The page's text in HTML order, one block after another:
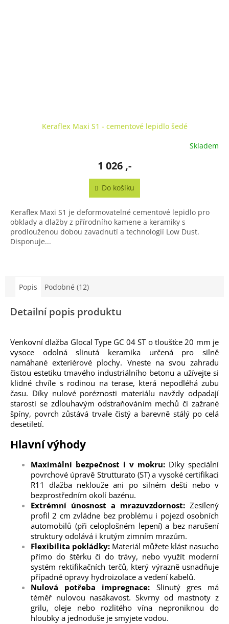
Keraflex Maxi S1 - cementové lepidlo šedé
Skladem
1 026 ,-
Do košíku
Keraflex Maxi S1 je deformovatelné cementové lepidlo pro
obklady a dlažby z přírodního kamene a keramiky s
prodlouženou dobou zavadnutí a technologií Low Dust.
Disponuje...
Popis Podobné (12)
Detailní popis produktu
Venkovní dlažba Glocal Type GC 04 ST o tloušťce 20 mm je
vysoce odolná slinutá keramika určená pro silně
namáhané exteriérové plochy. Vneste na svou zahradu
čistou estetiku tmavého industriálního betonu a užívejte si
klidné chvíle s rodinou na terase, která nepodléhá zubu
času. Díky nulové poréznosti materiálu navždy odpadají
starosti se zdlouhavým odstraňováním mechů či zažrané
špíny, povrch zůstává trvale čistý a barevně stálý po celá
desetiletí.
Hlavní výhody
Maximální bezpečnost i v mokru: Díky speciální
povrchové úpravě Strutturato (ST) a vysoké certifikaci
R11 dlažba neklouže ani po silném dešti nebo v
bezprostředním okolí bazénu.
Extrémní únosnost a mrazuvzdornost: Zesílený
profil 2 cm zvládne bez problému i pojezd osobních
automobilů (při celoplošném lepení) a bez narušení
struktury odolává i krutým zimním mrazům.
Flexibilita pokládky: Materiál můžete klást nasucho
přímo do štěrku či do trávy, nebo využít moderní
systém rektifikačních terčů, který výrazně usnadňuje
případné opravy hydroizolace a vedení kabelů.
Nulová potřeba impregnace: Slinutý gres má
téměř nulovou nasákavost. Skvrny od mastnoty z
grilu, oleje nebo rozlitého vína neproniknou do
hloubky a jednoduše je smyjete vodou.